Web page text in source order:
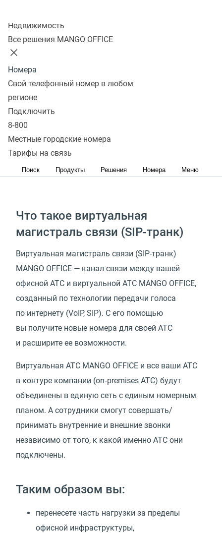
Недвижимость
Все решения MANGO OFFICE
Номера
Свой телефонный номер в любом
регионе
Подключить
8-800
Местные городские номера
Тарифы на связь
Поиск Продукты Решения Номера Меню
Подключить
Обеспечьте новых сотрудников и новые филиалы
телефонией — без закупки оборудования, софта
и организации каналов связи
Добавьте к возможностям вашей АТС сервисы
MANGO OFFICE
Подключите к вашей АТС дополнительные
100‑канальные номера и услуги связи
Что такое виртуальная
магистраль связи (SIP-транк)
Виртуальная магистраль связи (SIP-транк)
MANGO OFFICE — канал связи между вашей
офисной АТС и виртуальной АТС MANGO OFFICE,
созданный по технологии передачи голоса
по интернету (VoIP, SIP). С его помощью
вы получите новые номера для своей АТС
и расширите ее возможности.
Виртуальная АТС MANGO OFFICE и все ваши АТС
в контуре компании (on‑premises АТС) будут
объединены в единую сеть с единым номерным
планом. А сотрудники смогут совершать/
принимать внутренние и внешние звонки
независимо от того, к какой именно АТС они
подключены.
Таким образом вы:
перенесете часть нагрузки за пределы
офисной инфраструктуры,